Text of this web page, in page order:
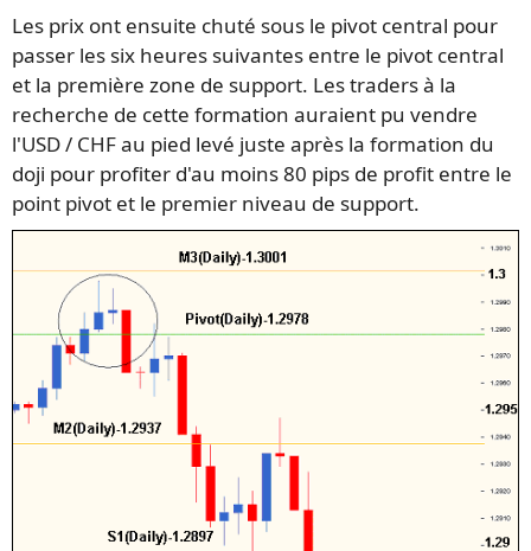
Les prix ont ensuite chuté sous le pivot central pour
passer les six heures suivantes entre le pivot central
et la première zone de support. Les traders à la
recherche de cette formation auraient pu vendre
l'USD / CHF au pied levé juste après la formation du
doji pour profiter d'au moins 80 pips de profit entre le
point pivot et le premier niveau de support.